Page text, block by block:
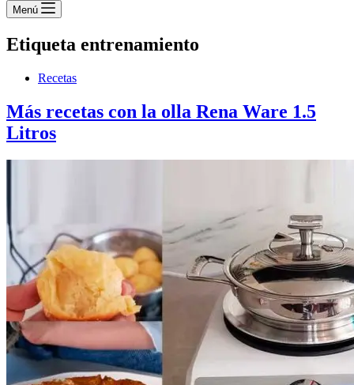
Menú
Etiqueta entrenamiento
Recetas
Más recetas con la olla Rena Ware 1.5
Litros